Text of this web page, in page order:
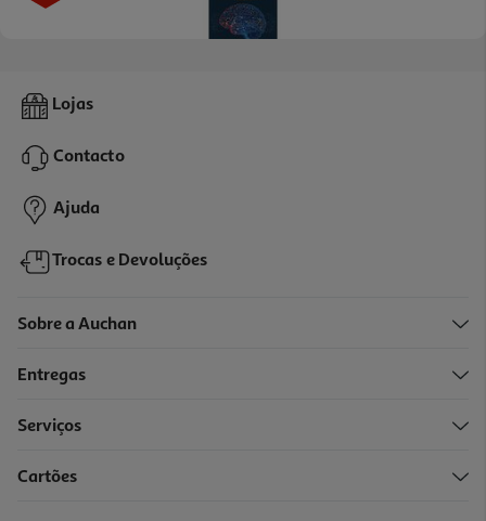
Livro Mude De Cérebro Mude De Vida De Daniel G. Amen
18,80 € PVP de editor
16,92 €
-10%
Lojas
Contacto
Ajuda
Trocas e Devoluções
Sobre a Auchan
Entregas
Serviços
Cartões